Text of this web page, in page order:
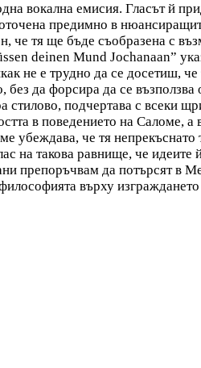
вокална емисия. Гласът й
предимно в
че тя ще бъде съобразена с
deinen Mund Jochanaan”
не е трудно да се досетиш,
да форсира да се
подчертава с всеки
в поведението на Саломе,
убеждава, че тя
на такова равнище, че
препоръчвам да потърсят
върху